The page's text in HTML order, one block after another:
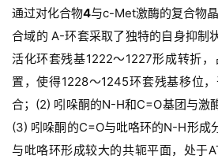
通过对化合物4与c-Met激酶的复合物晶
合域的 A-环套采取了独特的自身抑制
活化环套残基1222～1227形成转折
置，使得1228～1245环套残基移位
合； (2) 吲哚酮的N-H和C=O基团与激
(3) 吲哚酮的C=O与吡咯环的N-H形成
与吡咯环形成较大的共轭平面，处于